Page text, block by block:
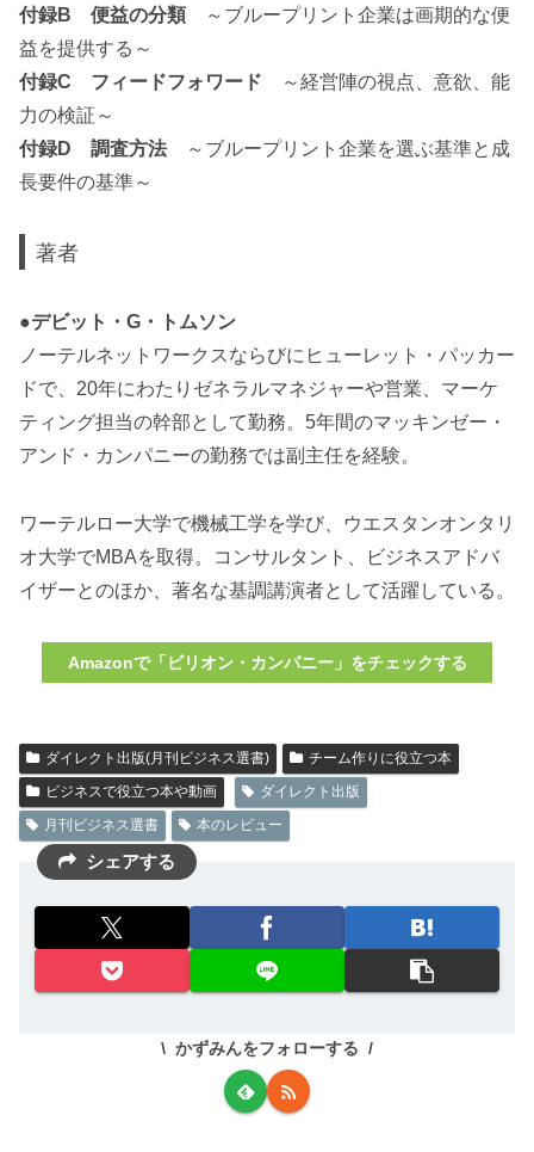
付録B 便益の分類
～ブループリント企業は画期的な便
益を提供する～
付録C フィードフォワード
～経営陣の視点、意欲、能
力の検証～
付録D 調査方法
～ブループリント企業を選ぶ基準と成
長要件の基準～
著者
●デビット・G・トムソン
ノーテルネットワークスならびにヒューレット・パッカー
ドで、20年にわたりゼネラルマネジャーや営業、マーケ
ティング担当の幹部として勤務。5年間のマッキンゼー・
アンド・カンパニーの勤務では副主任を経験。
ワーテルロー大学で機械工学を学び、ウエスタンオンタリ
オ大学でMBAを取得。コンサルタント、ビジネスアドバ
イザーとのほか、著名な基調講演者として活躍している。
Amazonで「ビリオン・カンパニー」をチェックする
ダイレクト出版(月刊ビジネス選書)
チーム作りに役立つ本
ビジネスで役立つ本や動画
ダイレクト出版
月刊ビジネス選書
本のレビュー
シェアする
かずみんをフォローする